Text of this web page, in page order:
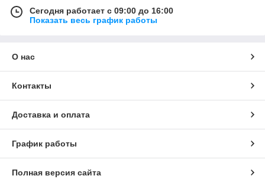
Сегодня работает с 09:00 до 16:00
Показать весь график работы
О нас
Контакты
Доставка и оплата
График работы
Полная версия сайта